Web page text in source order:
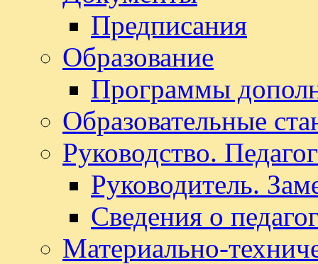
Предписания
Образование
Программы
Образовательные
Руководство.
Руководитель.
Сведения о
Материально-